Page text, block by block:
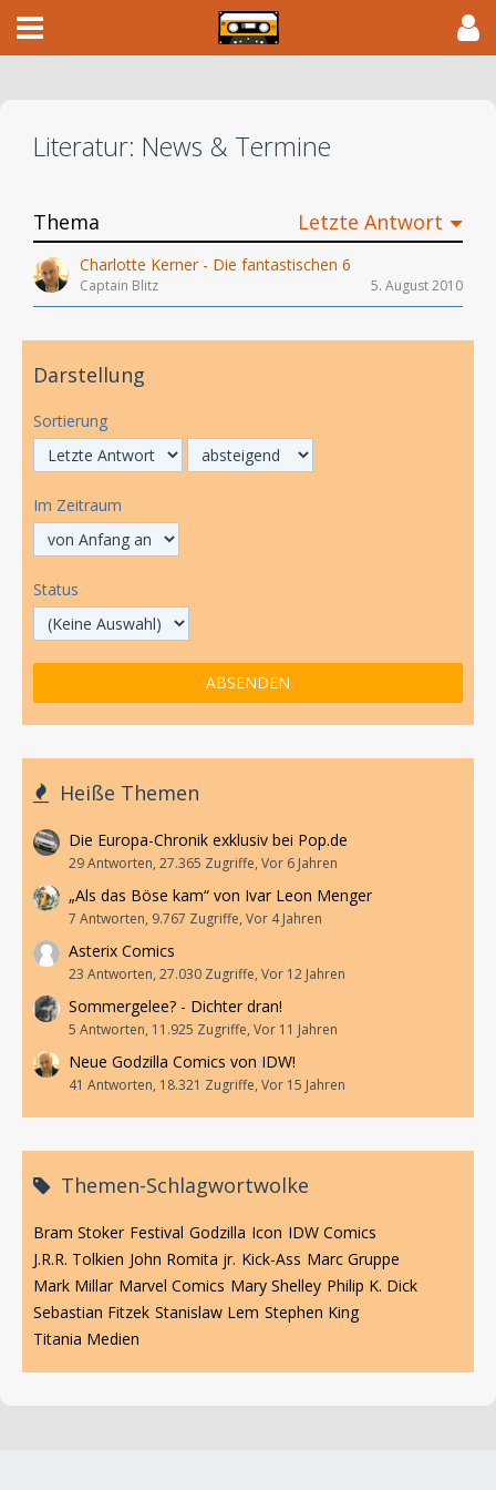
Literatur: News & Termine
Thema Letzte Antwort
Charlotte Kerner - Die fantastischen 6
Captain Blitz 5. August 2010
Darstellung
Sortierung
Im Zeitraum
Status
Heiße Themen
Die Europa-Chronik exklusiv bei Pop.de
29 Antworten, 27.365 Zugriffe, Vor 6 Jahren
„Als das Böse kam“ von Ivar Leon Menger
7 Antworten, 9.767 Zugriffe, Vor 4 Jahren
Asterix Comics
23 Antworten, 27.030 Zugriffe, Vor 12 Jahren
Sommergelee? - Dichter dran!
5 Antworten, 11.925 Zugriffe, Vor 11 Jahren
Neue Godzilla Comics von IDW!
41 Antworten, 18.321 Zugriffe, Vor 15 Jahren
Themen-Schlagwortwolke
Bram Stoker Festival Godzilla Icon IDW Comics
J.R.R. Tolkien John Romita jr. Kick-Ass Marc Gruppe
Mark Millar Marvel Comics Mary Shelley Philip K. Dick
Sebastian Fitzek Stanislaw Lem Stephen King
Titania Medien